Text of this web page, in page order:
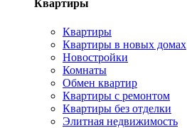
Квартиры
Квартиры
Квартиры в новых домах
Новостройки
Комнаты
Обмен квартир
Квартиры с ремонтом
Квартиры без отделки
Элитная недвижимость